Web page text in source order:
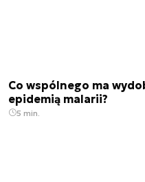
Co wspólnego ma
epidemią malarii?
5 min.